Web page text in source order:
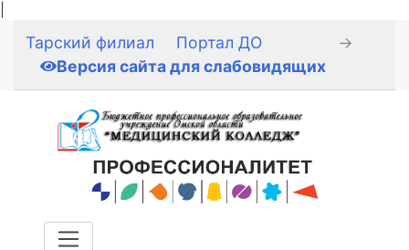
Тарский филиал Портал ДО
→
Версия сайта для слабовидящих